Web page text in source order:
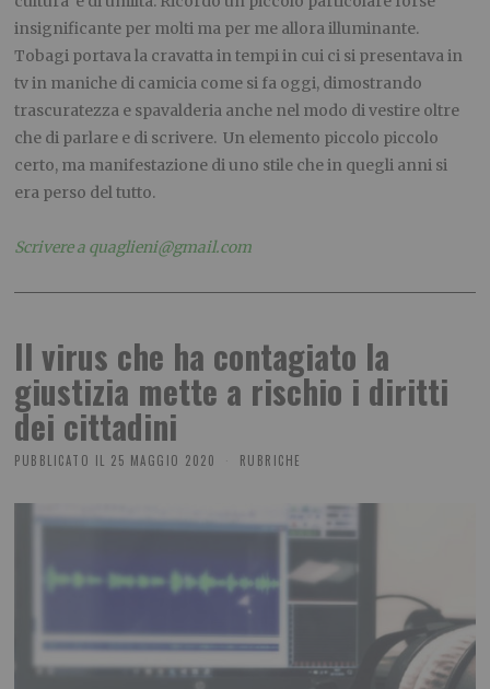
insignificante per molti ma per me allora illuminante.
Tobagi portava la cravatta in tempi in cui ci si presentava in
tv in maniche di camicia come si fa oggi, dimostrando
trascuratezza e spavalderia anche nel modo di vestire oltre
che di parlare e di scrivere. Un elemento piccolo piccolo
certo, ma manifestazione di uno stile che in quegli anni si
era perso del tutto.
Scrivere a quaglieni@gmail.com
Il virus che ha contagiato la
giustizia mette a rischio i diritti
dei cittadini
PUBBLICATO IL 25 MAGGIO 2020 RUBRICHE